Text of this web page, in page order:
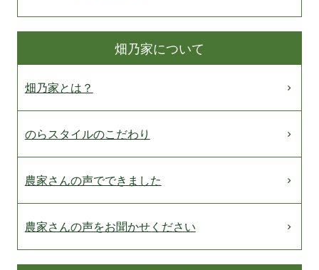
畑乃家について
畑乃家とは？
のらスタイルのこだわり
農家さんの声でできました
農家さんの声をお聞かせください